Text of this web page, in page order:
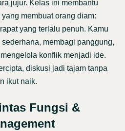
jujur. Kelas ini membantu
membuat orang diam:
yang terlalu penuh. Kamu
membagi panggung,
konflik menjadi ide.
diskusi jadi tajam tanpa
ikut naik.
Fungsi &